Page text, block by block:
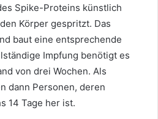
Spike-Proteins künstlich
Körper gespritzt. Das
baut eine entsprechende
Impfung benötigt es
von drei Wochen. Als
dann Personen, deren
14 Tage her ist.